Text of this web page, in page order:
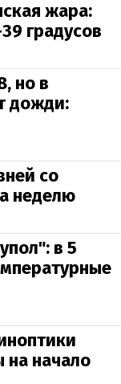
жара:
градусов
но в
дожди:
со
неделю
в 5
на начало